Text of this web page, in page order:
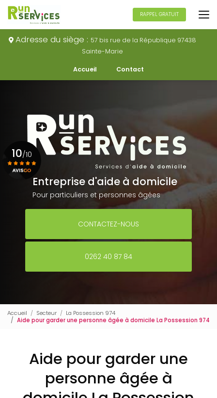
Aller
au
principal
Adresse du siège : 57 bis rue de la République 97438
Sainte-Marie
Accueil Contact
RAPPEL GRATUIT
Entreprise d'aide à domicile
Pour particuliers et personnes âgées
CONTACTEZ-NOUS
0262 40 87 84
10/10
Voir le certificat
Accueil Secteur
La Possession 974
Aide pour garder une personne âgée à domicile La Possession 974
Aide pour garder une
personne âgée à